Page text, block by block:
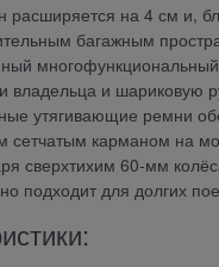
расширяется на 4 см и,
багажным
владельца и шариковую
утягивающие ремни
сетчатым карманом на
сверхтихим 60-мм
подходит для долгих